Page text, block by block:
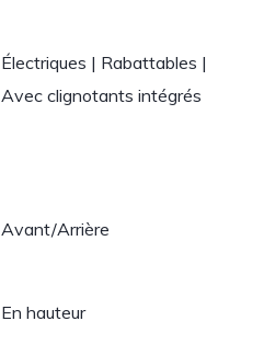
Électriques | Rabattables |
Avec clignotants intégrés
Avant/Arrière
En hauteur